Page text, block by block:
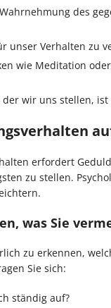
des
unser Verhalten zu
wie Meditation
der wir uns stellen,
erfordert
zu stellen.
was Sie
zu erkennen,
Sie sich:
ständig auf?